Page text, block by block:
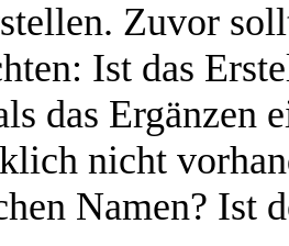
Zuvor
Ist das
das Ergänzen
nicht
Namen? Ist